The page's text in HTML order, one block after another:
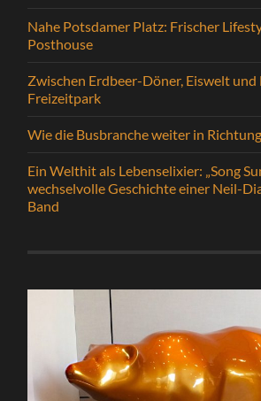
Nahe Potsdamer Platz: Frischer
Posthouse
Zwischen Erdbeer-Döner, Eiswelt und
Freizeitpark
Wie die Busbranche weiter in
Ein Welthit als Lebenselixier: „Song
wechselvolle Geschichte einer Neil-
Band